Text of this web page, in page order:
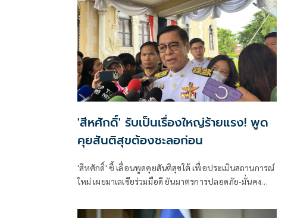
'สีหศักดิ์' รับเป็นเรื่องใหญ่ร้ายแรง! พูด
คุยสันติสุขต้องชะลอก่อน
'สีหศักดิ์' ชี้ เลื่อนพูดคุยสันติสุขใต้ เพื่อประเมินสถานการณ์
ใหม่ เผยมาเลเซียร่วมมือดี ยันมาตรการปลอดภัย-มั่นคง